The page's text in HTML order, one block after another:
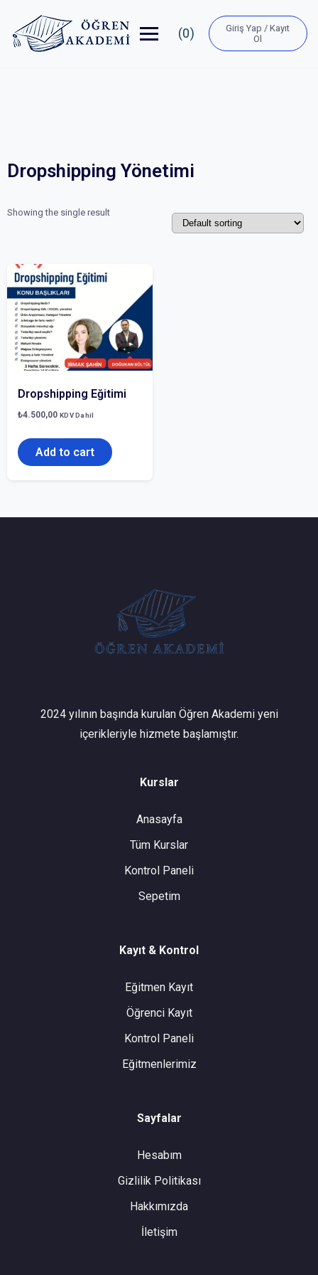
(0)
Giriş Yap / Kayıt
Ol
Dropshipping Yönetimi
Showing the single result
Dropshipping Eğitimi
₺4.500,00 KDV Dahil
Add to cart
2024 yılının başında kurulan Öğren Akademi yeni
içerikleriyle hizmete başlamıştır.
Kurslar
Anasayfa
Tüm Kurslar
Kontrol Paneli
Sepetim
Kayıt & Kontrol
Eğitmen Kayıt
Öğrenci Kayıt
Kontrol Paneli
Eğitmenlerimiz
Sayfalar
Hesabım
Gizlilik Politikası
Hakkımızda
İletişim